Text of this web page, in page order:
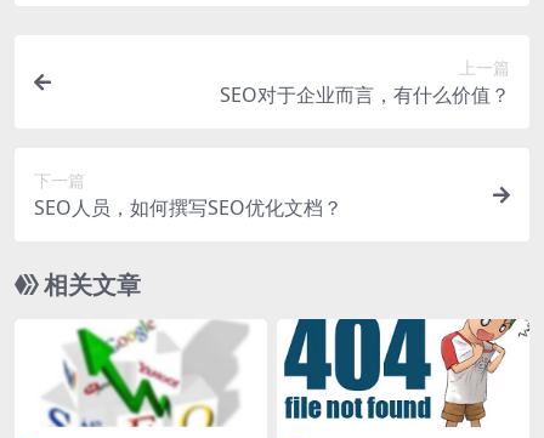
上一篇
SEO对于企业而言，有什么价值？
下一篇
SEO人员，如何撰写SEO优化文档？
相关文章